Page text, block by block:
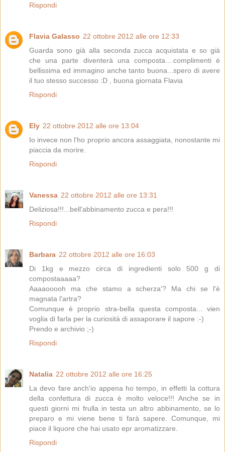
Rispondi
Flavia Galasso 22 ottobre 2012 alle ore 12:33
Guarda sono già alla seconda zucca acquistata e so già
che una parte diventerà una composta....complimenti è
bellissima ed immagino anche tanto buona...spero di avere
il tuo stesso successo :D , buona giornata Flavia
Rispondi
Ely 22 ottobre 2012 alle ore 13:04
Io invece non l'ho proprio ancora assaggiata, nonostante mi
piaccia da morire.
Rispondi
Vanessa 22 ottobre 2012 alle ore 13:31
Deliziosa!!!...bell'abbinamento zucca e pera!!!
Rispondi
Barbara 22 ottobre 2012 alle ore 16:03
Di 1kg e mezzo circa di ingredienti solo 500 g di
compostaaaaa?
Aaaaooooh ma che stamo a scherza'? Ma chi se l'è
magnata l'artra?
Comunque è proprio stra-bella questa composta... vien
voglia di farla per la curiosità di assaporare il sapore :-)
Prendo e archivio ;-)
Rispondi
Natalia 22 ottobre 2012 alle ore 16:25
La devo fare anch'io appena ho tempo, in effetti la cottura
della confettura di zucca è molto veloce!!! Anche se in
questi giorni mi frulla in testa un altro abbinamento, se lo
preparo e mi viene bene ti farà sapere. Comunque, mi
piace il liquore che hai usato epr aromatizzare.
Rispondi